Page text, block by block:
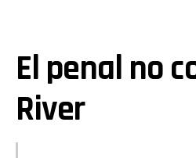
El penal no
River